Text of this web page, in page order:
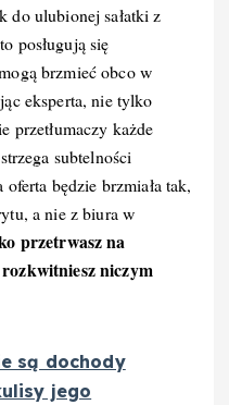
do ulubionej sałatki z
posługują się
brzmieć obco w
eksperta, nie tylko
przetłumaczy każde
subtelności
będzie brzmiała tak,
a nie z biura w
przetrwasz na
niczym
są dochody
jego